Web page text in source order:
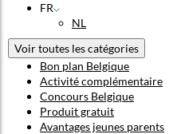
FR
NL
Voir toutes les catégories
Bon plan Belgique
Activité complémentaire
Concours Belgique
Produit gratuit
Avantages jeunes parents